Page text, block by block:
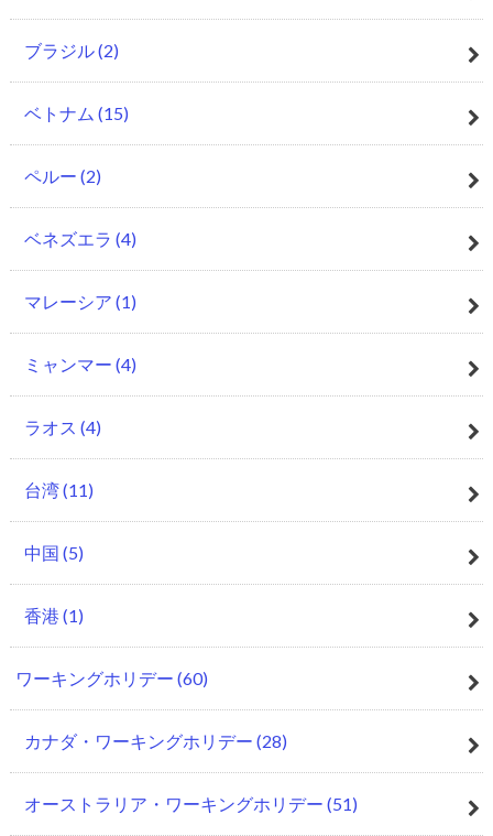
ブラジル(2)
ベトナム (15)
ペルー (2)
ベネズエラ (4)
マレーシア (1)
ミャンマー (4)
ラオス (4)
台湾(11)
中国 (5)
香港 (1)
ワーキングホリデー (60)
カナダ・ワーキングホリデー (28)
オーストラリア・ワーキングホリデー (51)